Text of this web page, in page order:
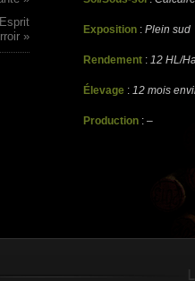
»
Exposition : Plein sud
Rendement : 12 HL/
Élevage : 12 mois
Production : –